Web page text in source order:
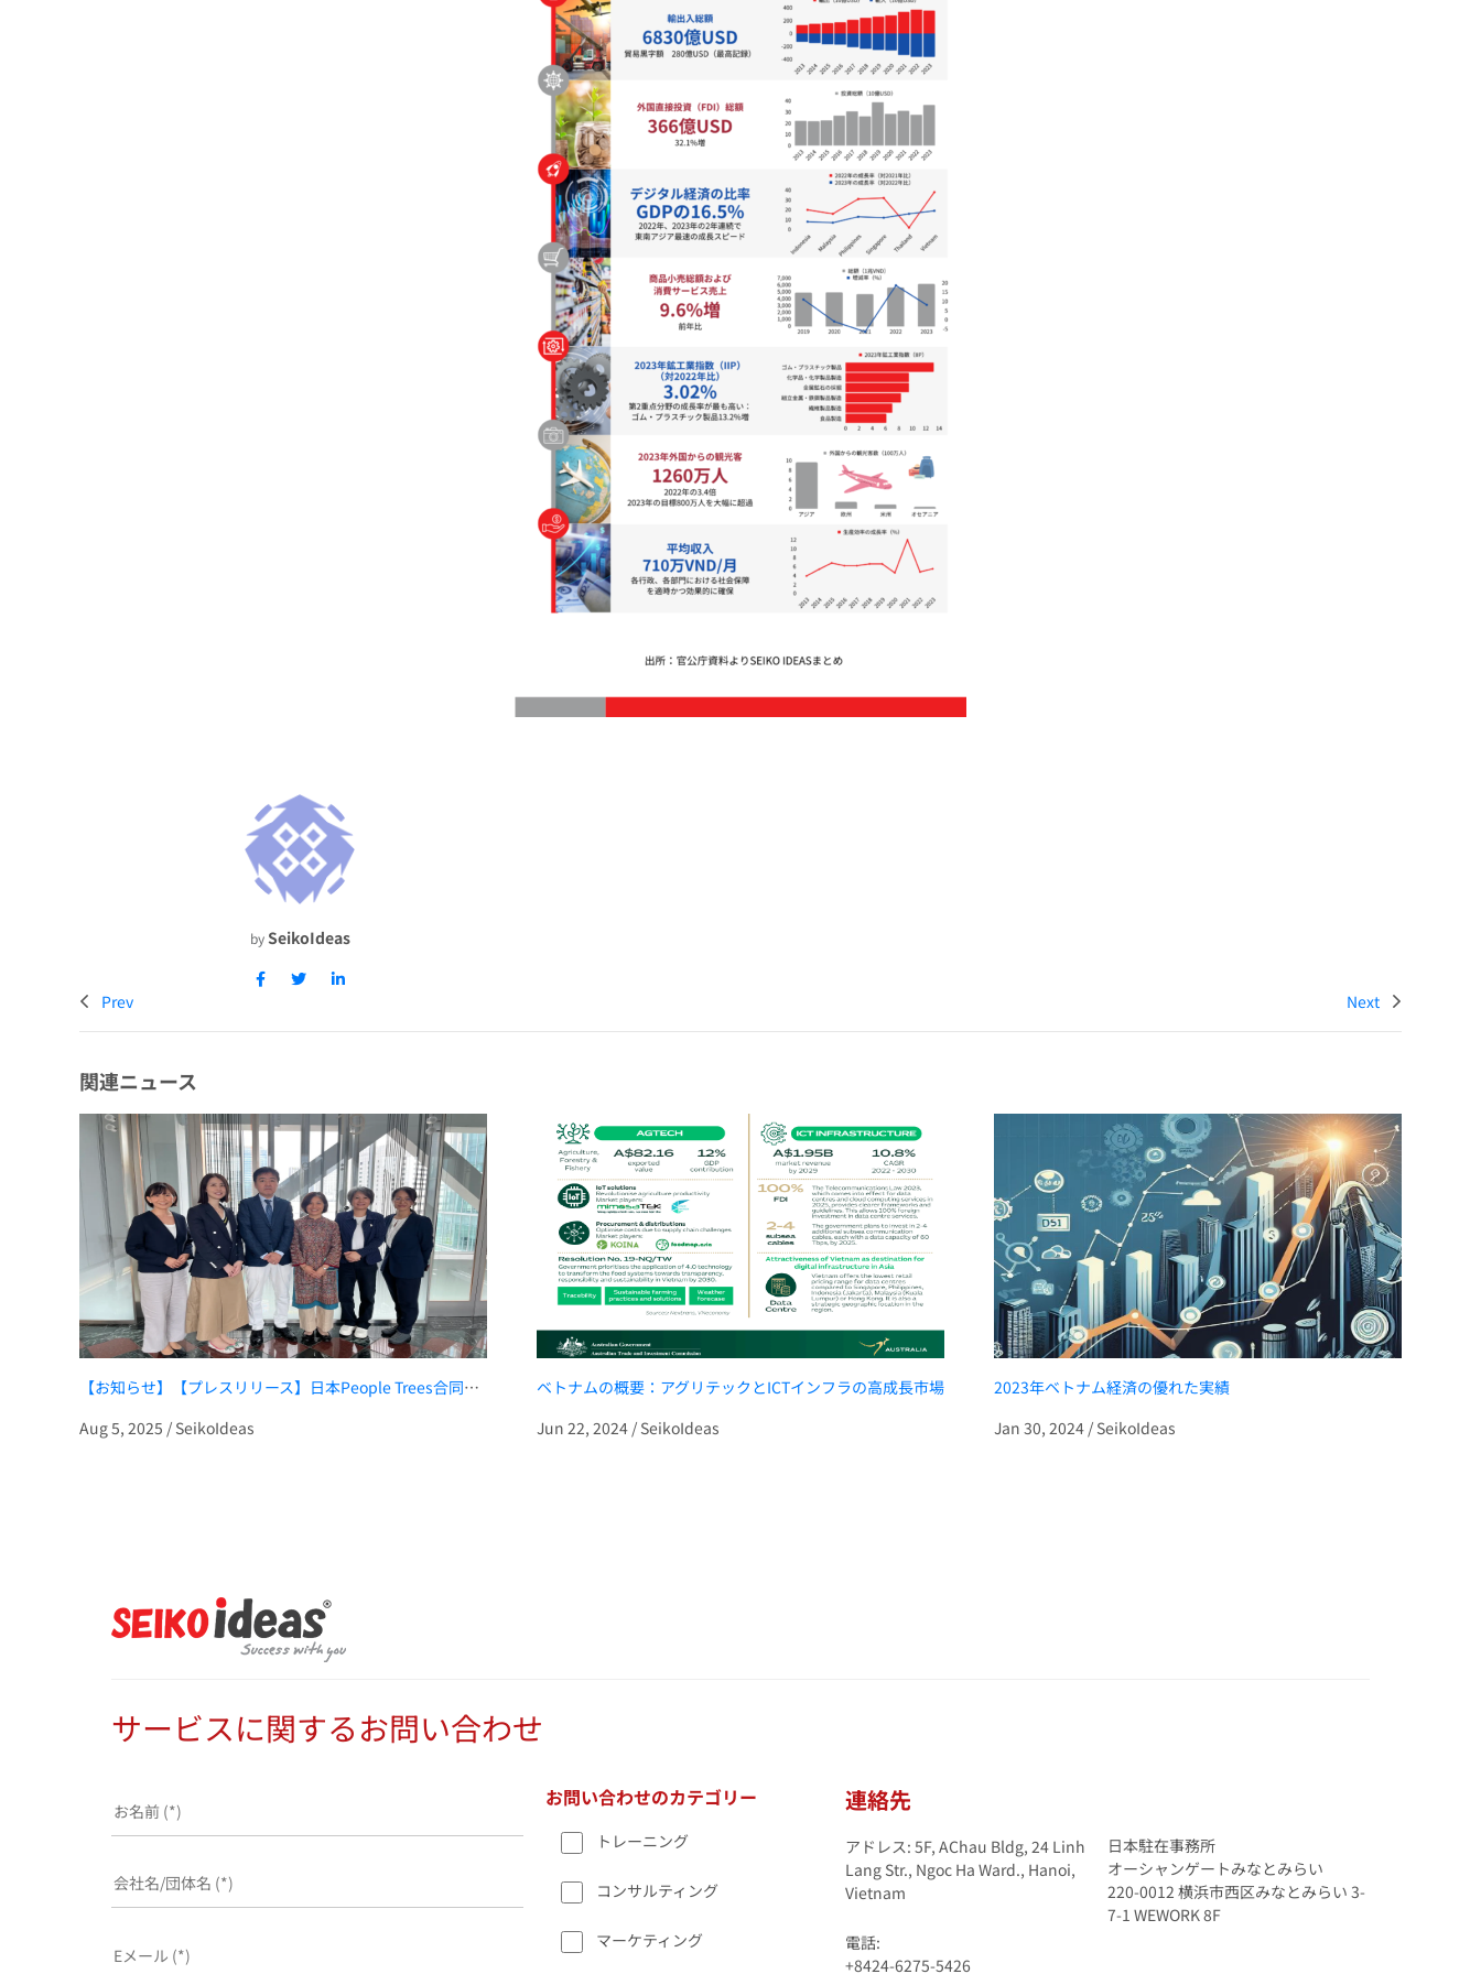
by SeikoIdeas
Prev Next
関連ニュース
【お知らせ】【プレスリリース】日本People Trees合同会社と協業を開始、日本とベトナムをつなぐ人事支援を強化
Aug 5, 2025 / SeikoIdeas
ベトナムの概要：アグリテックとICTインフラの高成長市場
Jun 22, 2024 / SeikoIdeas
2023年ベトナム経済の優れた実績
Jan 30, 2024 / SeikoIdeas
サービスに関するお問い合わせ
お問い合わせのカテゴリー
トレーニング
コンサルティング
マーケティング
連絡先
アドレス: 5F, AChau Bldg, 24 Linh
Lang Str., Ngoc Ha Ward., Hanoi,
Vietnam
電話:
+8424-6275-5426
日本駐在事務所
オーシャンゲートみなとみらい
220-0012 横浜市西区みなとみらい 3-
7-1 WEWORK 8F